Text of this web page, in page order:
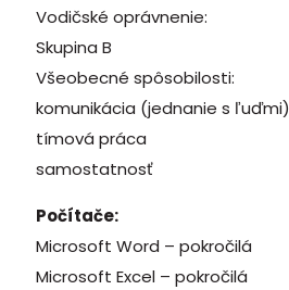
Vodičské oprávnenie:
Skupina B
Všeobecné spôsobilosti:
komunikácia (jednanie s ľuďmi)
tímová práca
samostatnosť
Počítače:
Microsoft Word – pokročilá
Microsoft Excel – pokročilá